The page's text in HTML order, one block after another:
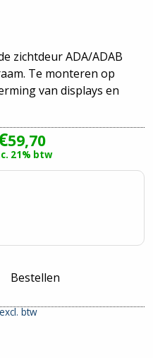
zichtdeur ADA/ADAB
Te monteren op
van displays en
59,70
21% btw
Bestellen
btw